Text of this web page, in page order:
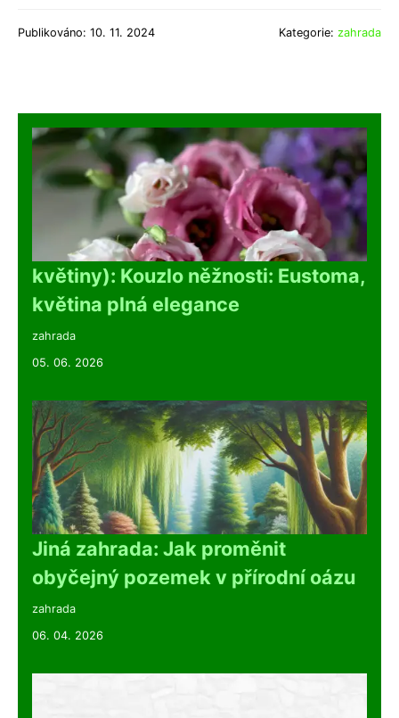
Publikováno: 10. 11. 2024 Kategorie: zahrada
květiny): Kouzlo něžnosti: Eustoma,
květina plná elegance
zahrada
05. 06. 2026
Jiná zahrada: Jak proměnit
obyčejný pozemek v přírodní oázu
zahrada
06. 04. 2026